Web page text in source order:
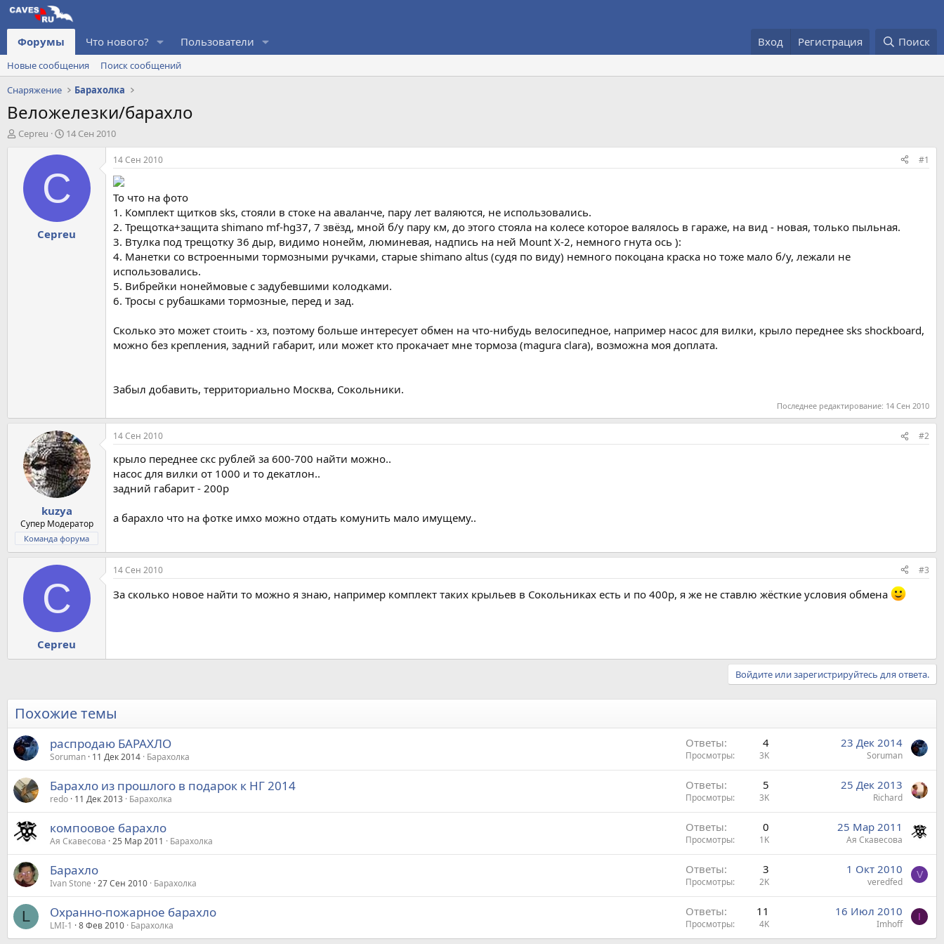
Форумы Что нового? Пользователи Вход Регистрация Поиск
Новые сообщения
Поиск сообщений
Снаряжение
Барахолка
Веложелезки/барахло
А
Cepreu
Д
т
н
а
а
л
14 Сен 2010
C
Cepreu
14 Сен 2010 #1
То что на фото
1. Комплект щитков sks, стояли в стоке на аваланче, пару лет валяются, не использовались.
2. Трещотка+защита shimano mf-hg37, 7 звёзд, мной б/у пару км, до этого стояла на колесе которое валялось в гараже, на вид - новая, только пыльная.
3. Втулка под трещотку 36 дыр, видимо нонейм, люминевая, надпись на ней Mount X-2, немного гнута ось ):
4. Манетки со встроенными тормозными ручками, старые shimano altus (судя по виду) немного покоцана краска но тоже мало б/у, лежали не
использовались.
5. Вибрейки нонеймовые с задубевшими колодками.
6. Тросы с рубашками тормозные, перед и зад.
Сколько это может стоить - хз, поэтому больше интересует обмен на что-нибудь велосипедное, например насос для вилки, крыло переднее sks shockboard,
можно без крепления, задний габарит, или может кто прокачает мне тормоза (magura clara), возможна моя доплата.
Забыл добавить, территориально Москва, Сокольники.
Последнее редактирование: 14 Сен 2010
kuzya
Супер Модератор
Команда форума
14 Сен 2010 #2
крыло переднее скс рублей за 600-700 найти можно..
насос для вилки от 1000 и то декатлон..
задний габарит - 200р
а барахло что на фотке имхо можно отдать комунить мало имущему..
C
Cepreu
14 Сен 2010 #3
За сколько новое найти то можно я знаю, например комплект таких крыльев в Сокольниках есть и по 400р, я же не ставлю жёсткие условия обмена
Войдите или зарегистрируйтесь для ответа.
Похожие темы
распродаю БАРАХЛО
Soruman 11 Дек 2014 Барахолка
Ответы 4
Просмотры 3K
23 Дек 2014
Soruman
Барахло из прошлого в подарок к НГ 2014
redo 11 Дек 2013 Барахолка
Ответы 5
Просмотры 3K
25 Дек 2013
Richard
компоовое барахло
Ая Скавесова 25 Мар 2011 Барахолка
Ответы 0
Просмотры 1K
25 Мар 2011
Ая Скавесова
Барахло
Ivan Stone 27 Сен 2010 Барахолка
Ответы 3
Просмотры 2K
1 Окт 2010
veredfed
V
L Охранно-пожарное барахло
LMI-1 8 Фев 2010 Барахолка
Ответы 11
Просмотры 4K
16 Июл 2010
Imhoff
I